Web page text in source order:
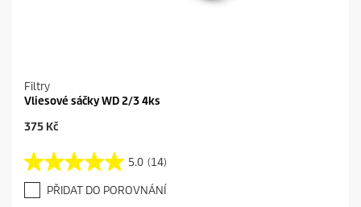
Filtry
Vliesové sáčky WD 2/3 4ks
C
e
n
375 Kč
5.0 (14)
5
.
0
PŘIDAT DO POROVNÁNÍ